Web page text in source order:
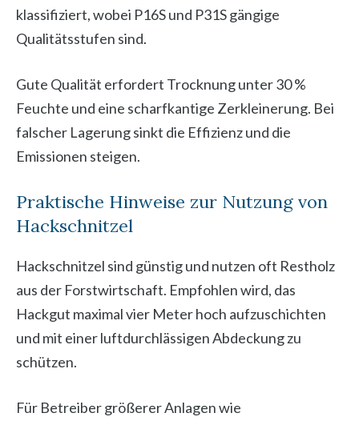
klassifiziert, wobei P16S und P31S gängige
Qualitätsstufen sind.
Gute Qualität erfordert Trocknung unter 30 %
Feuchte und eine scharfkantige Zerkleinerung. Bei
falscher Lagerung sinkt die Effizienz und die
Emissionen steigen.
Praktische Hinweise zur Nutzung von
Hackschnitzel
Hackschnitzel sind günstig und nutzen oft Restholz
aus der Forstwirtschaft. Empfohlen wird, das
Hackgut maximal vier Meter hoch aufzuschichten
und mit einer luftdurchlässigen Abdeckung zu
schützen.
Für Betreiber größerer Anlagen wie